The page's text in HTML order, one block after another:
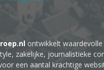
ontwikkelt waardevolle
zakelijke, journalistieke
een aantal krachtige